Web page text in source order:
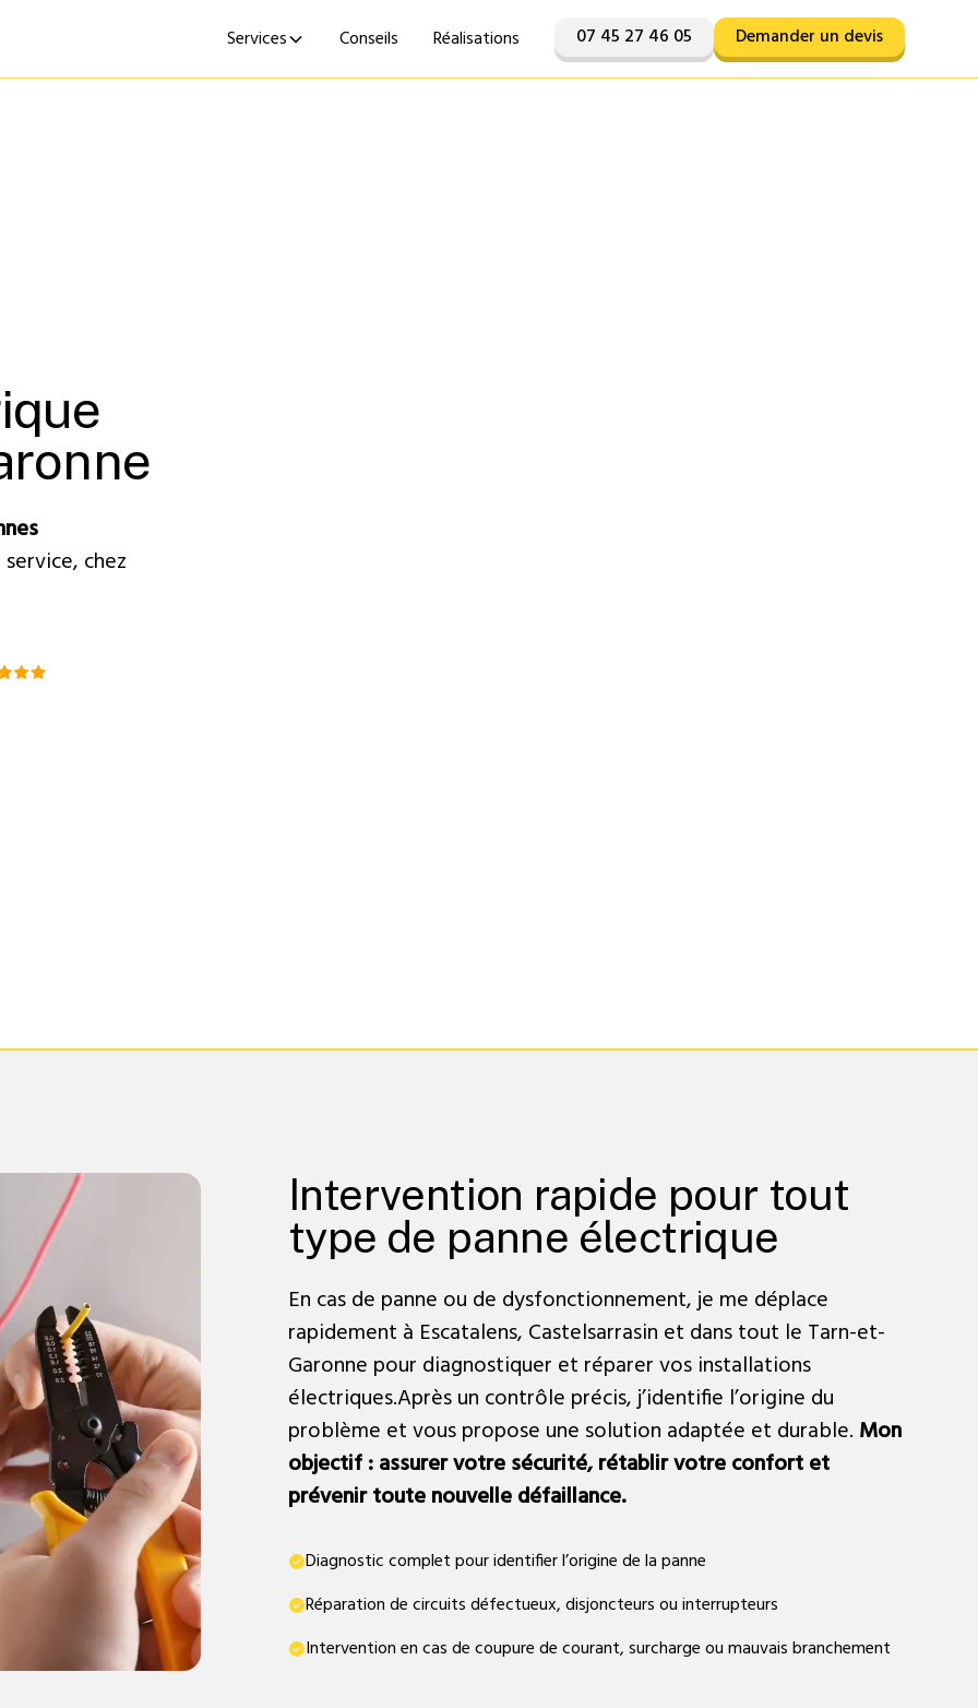
Services Conseils Réalisations 07 45 27 46 05 Demander un devis
chez
Intervention rapide pour tout
type de panne électrique
En cas de panne ou de dysfonctionnement, je me déplace
rapidement à Escatalens, Castelsarrasin et dans tout le Tarn-et-
Garonne pour diagnostiquer et réparer vos installations
électriques.Après un contrôle précis, j’identifie l’origine du
problème et vous propose une solution adaptée et durable. Mon
objectif : assurer votre sécurité, rétablir votre confort et
prévenir toute nouvelle défaillance.
Diagnostic complet pour identifier l’origine de la panne
Réparation de circuits défectueux, disjoncteurs ou interrupteurs
Intervention en cas de coupure de courant, surcharge ou mauvais branchement